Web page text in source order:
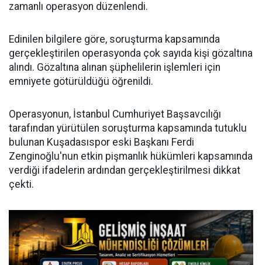
zamanlı operasyon düzenlendi.
Edinilen bilgilere göre, soruşturma kapsamında
gerçekleştirilen operasyonda çok sayıda kişi gözaltına
alındı. Gözaltına alınan şüphelilerin işlemleri için
emniyete götürüldüğü öğrenildi.
Operasyonun, İstanbul Cumhuriyet Başsavcılığı
tarafından yürütülen soruşturma kapsamında tutuklu
bulunan Kuşadasıspor eski Başkanı Ferdi
Zenginoğlu'nun etkin pişmanlık hükümleri kapsamında
verdiği ifadelerin ardından gerçekleştirilmesi dikkat
çekti.